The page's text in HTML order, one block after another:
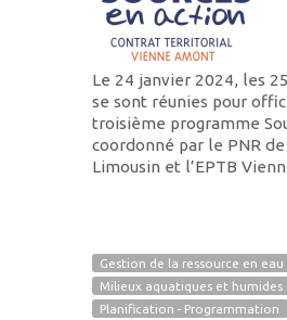
Le 24 janvier 2024, les
se sont réunies pour
troisième programme
coordonné par le PNR
Limousin et l’EPTB
Gestion de la ressource en eau
Milieux aquatiques et humides
Planification - Programmation